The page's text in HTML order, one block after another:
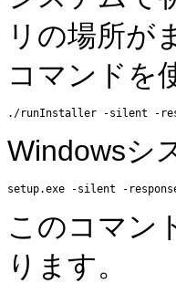
リの場所が
コマンドを
./runInstaller -silent -
Windowsシ
setup.exe -silent -
このコマン
ります。